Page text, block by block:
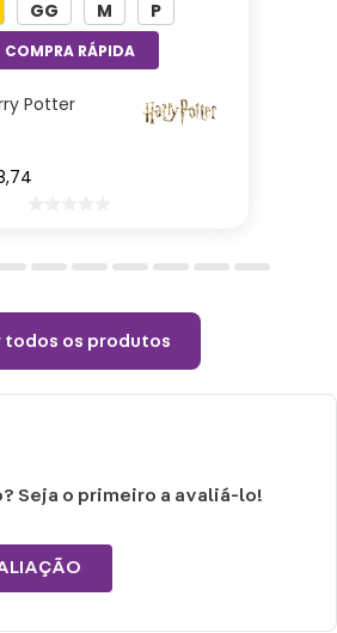
500ml| Material: Aluminio
de uso:
na geladeira ou
podem danificar o
esponja macia e sabão
e nem ao
químicos ou
Potter
,74
GG M P
todos os produtos
Seja o primeiro a avaliá-lo!